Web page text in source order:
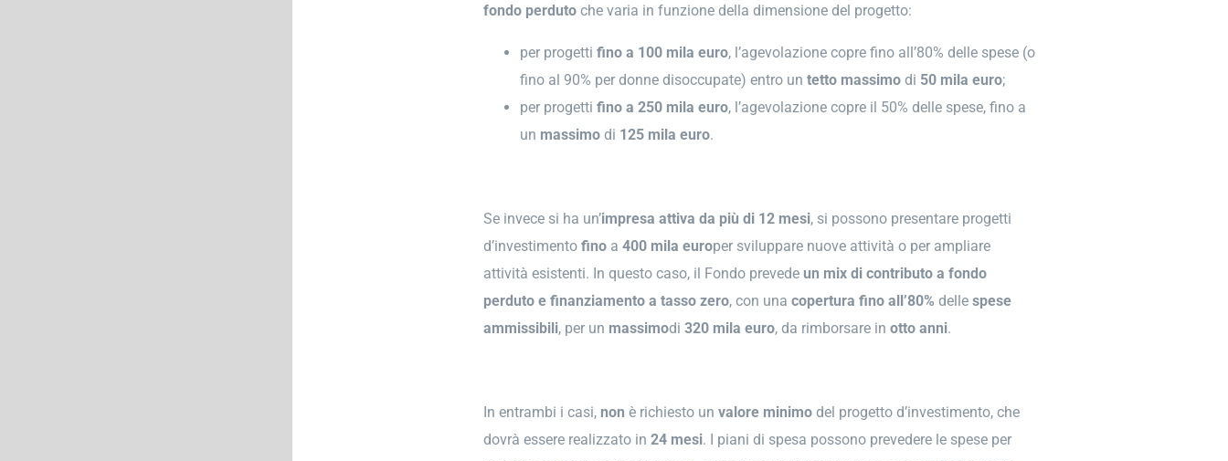
fondo perdutoche varia in funzione della dimensione del progetto:
per progetti fino a 100 mila euro, l’agevolazione copre fino all’80% delle spese (o
fino al 90% per donne disoccupate) entro un tetto massimo di 50 mila euro;
per progetti fino a 250 mila euro, l’agevolazione copre il 50% delle spese, fino a
un massimodi 125 mila euro.
Se invece si ha un’impresa attiva da più di 12 mesi, si possono presentare progetti
d’investimento finoa 400 mila europer sviluppare nuove attività o per ampliare
attività esistenti. In questo caso, il Fondo prevede un mix di contributo a fondo
perduto e finanziamento a tasso zero, con una copertura fino all’80% delle spese
ammissibili, per un massimodi 320 mila euro, da rimborsare in otto anni.
In entrambi i casi, non è richiesto un valore minimodel progetto d’investimento, che
dovrà essere realizzato in 24 mesi. I piani di spesa possono prevedere le spese per